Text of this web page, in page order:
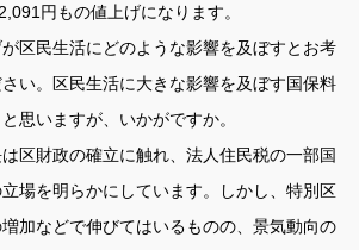
円もの値上げになります。
区民生活にどのような影響を及ぼすとお考
い。区民生活に大きな影響を及ぼす国保料
思いますが、いかがですか。
区財政の確立に触れ、法人住民税の一部国
場を明らかにしています。しかし、特別区
加などで伸びてはいるものの、景気動向の